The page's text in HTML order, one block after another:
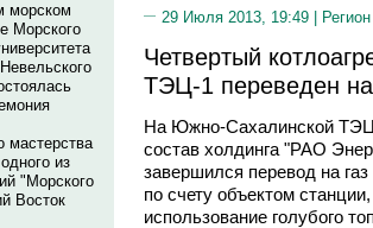
морском
Морского
мастерства
из
"Морского
Восток
29 Июля 2013, 19:49 |
Четвертый
ТЭЦ-1 переведен на
На Южно-Сахалинской
состав холдинга "РАО
завершился перевод на
по счету объектом
использование голубого